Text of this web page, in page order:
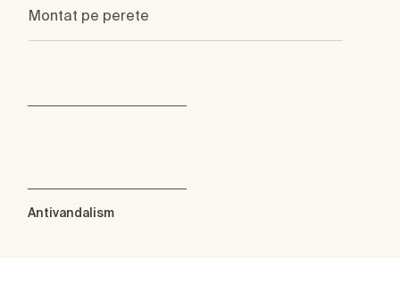
Montat pe perete
Antivandalism